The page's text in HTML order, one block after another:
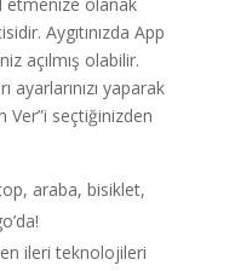
Aygıtınızda App
açılmış olabilir.
ayarlarınızı yaparak
Ver”i seçtiğinizden
araba, bisiklet,
ileri teknolojileri